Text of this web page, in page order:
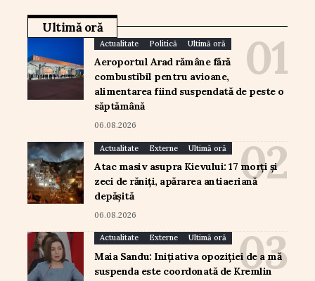
Ultimă oră
Actualitate Politică Ultimă oră
Aeroportul Arad rămâne fără
combustibil pentru avioane,
alimentarea fiind suspendată de peste o
săptămână
06.08.2026
Actualitate Externe Ultimă oră
Atac masiv asupra Kievului: 17 morți și
zeci de răniți, apărarea antiaeriană
depășită
06.08.2026
Actualitate Externe Ultimă oră
Maia Sandu: Inițiativa opoziției de a mă
suspenda este coordonată de Kremlin